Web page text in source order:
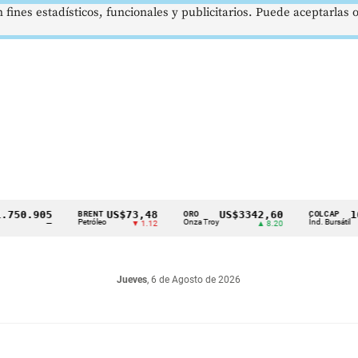
BRENT
Petróleo
US$73,48
▼ 1.12
ORO
Onza Troy
US$3342,60 COLCAP
Índ. Bursátil
Jueves, 6 de Agosto de 2026
estadísticos, funcionales y publicitarios. Puede aceptarlas